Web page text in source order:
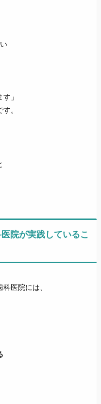
」
。
院が実践しているこ
医院には、